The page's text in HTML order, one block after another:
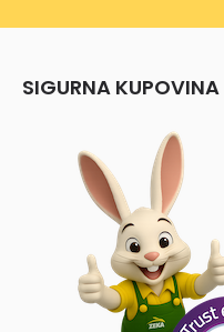
SIGURNA KUPOVINA